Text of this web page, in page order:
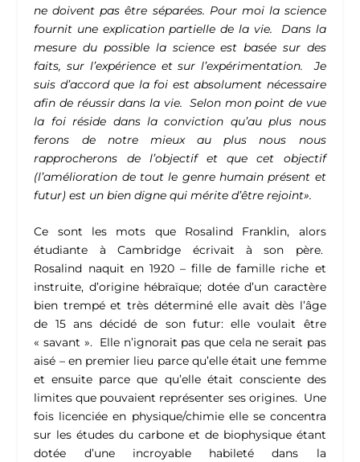
ne doivent pas être séparées. Pour moi la science
fournit une explication partielle de la vie. Dans la
mesure du possible la science est basée sur des
faits, sur l’expérience et sur l’expérimentation. Je
suis d’accord que la foi est absolument nécessaire
afin de réussir dans la vie. Selon mon point de vue
la foi réside dans la conviction qu’au plus nous
ferons de notre mieux au plus nous nous
rapprocherons de l’objectif et que cet objectif
(l’amélioration de tout le genre humain présent et
futur) est un bien digne qui mérite d’être rejoint».
Ce sont les mots que Rosalind Franklin, alors
étudiante à Cambridge écrivait à son père.
Rosalind naquit en 1920 – fille de famille riche et
instruite, d’origine hébraïque; dotée d’un caractère
bien trempé et très déterminé elle avait dès l’âge
de 15 ans décidé de son futur: elle voulait être
« savant ». Elle n’ignorait pas que cela ne serait pas
aisé – en premier lieu parce qu’elle était une femme
et ensuite parce que qu’elle était consciente des
limites que pouvaient représenter ses origines. Une
fois licenciée en physique/chimie elle se concentra
sur les études du carbone et de biophysique étant
dotée d’une incroyable habileté dans la